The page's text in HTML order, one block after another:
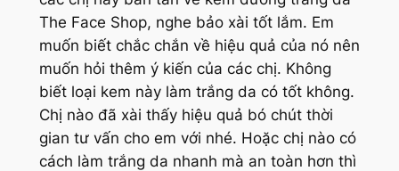
The Face Shop, nghe bảo xài tốt lắm. Em
muốn biết chắc chắn về hiệu quả của nó nên
muốn hỏi thêm ý kiến của các chị. Không
biết loại kem này làm trắng da có tốt không.
Chị nào đã xài thấy hiệu quả bó chút thời
gian tư vấn cho em với nhé. Hoặc chị nào có
cách làm trắng da nhanh mà an toàn hơn thì